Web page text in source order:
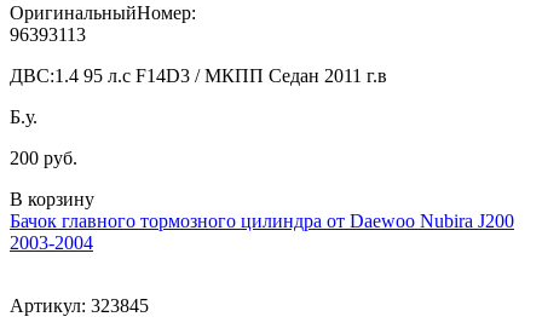
ОригинальныйНомер:
96393113
ДВС:1.4 95 л.с F14D3 / МКПП Седан 2011 г.в
Б.у.
200 руб.
В корзину
Бачок главного тормозного цилиндра от Daewoo Nubira J200
2003-2004
Артикул: 323845